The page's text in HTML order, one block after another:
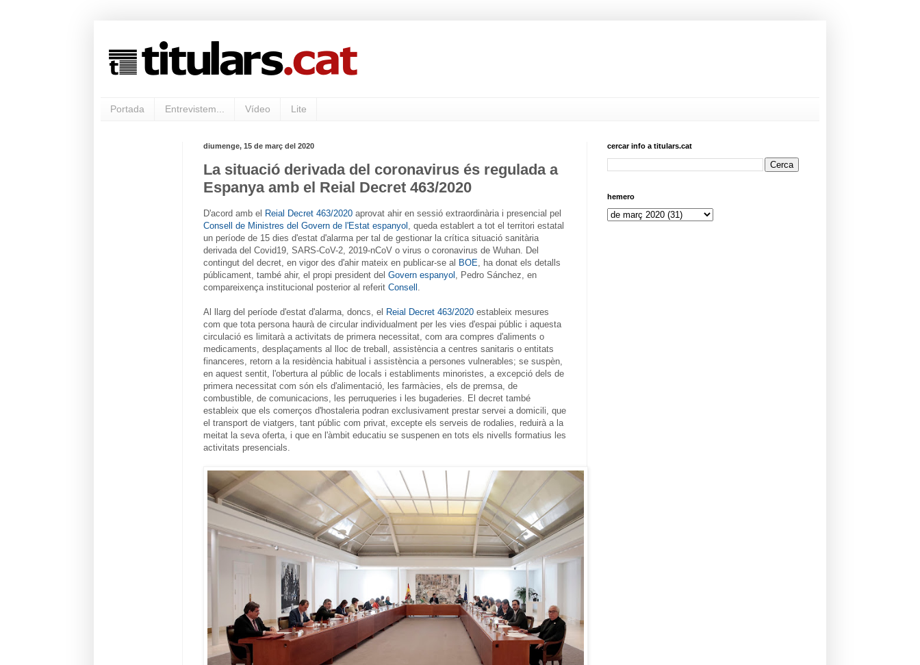
Portada Entrevistem... Vídeo Lite
diumenge, 15 de març del 2020
La situació derivada del coronavirus és regulada a
Espanya amb el Reial Decret 463/2020
D'acord amb el Reial Decret 463/2020 aprovat ahir en sessió extraordinària i presencial pel
Consell de Ministres del Govern de l'Estat espanyol , queda establert a tot el territori estatal
un període de 15 dies d'estat d'alarma per tal de gestionar la crítica situació sanitària
derivada del Covid19, SARS-CoV-2, 2019-nCoV o virus o coronavirus de Wuhan. Del
contingut del decret, en vigor des d'ahir mateix en publicar-se al BOE, ha donat els detalls
públicament, també ahir, el propi president del Govern espanyol , Pedro Sánchez, en
compareixença institucional posterior al referit Consell .
Al llarg del període d'estat d'alarma, doncs, el Reial Decret 463/2020 estableix mesures
com que tota persona haurà de circular individualment per les vies d'espai públic i aquesta
circulació es limitarà a activitats de primera necessitat, com ara compres d'aliments o
medicaments, desplaçaments al lloc de treball, assistència a centres sanitaris o entitats
financeres, retorn a la residència habitual i assistència a persones vulnerables; se suspèn,
en aquest sentit, l'obertura al públic de locals i establiments minoristes, a excepció dels de
primera necessitat com són els d'alimentació, les farmàcies, els de premsa, de
combustible, de comunicacions, les perruqueries i les bugaderies. El decret també
estableix que els comerços d'hostaleria podran exclusivament prestar servei a domicili, que
el transport de viatgers, tant públic com privat, excepte els serveis de rodalies, reduirà a la
meitat la seva oferta, i que en l'àmbit educatiu se suspenen en tots els nivells formatius les
activitats presencials.
cercar info a titulars.cat
hemero